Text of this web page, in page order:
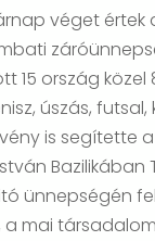
véget értek
15 ország
úszás,
is segítette
ünnepségén
a mai